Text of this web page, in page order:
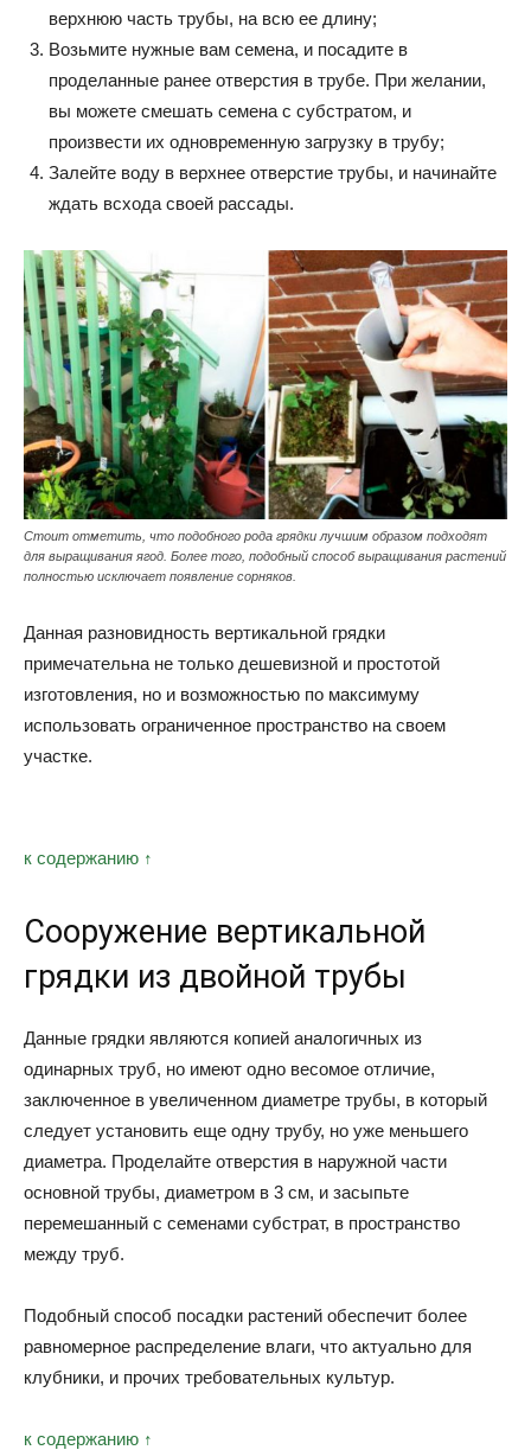
верхнюю часть трубы, на всю ее длину;
Возьмите нужные вам семена, и посадите в
проделанные ранее отверстия в трубе. При желании,
вы можете смешать семена с субстратом, и
произвести их одновременную загрузку в трубу;
Залейте воду в верхнее отверстие трубы, и начинайте
ждать всхода своей рассады.
Стоит отметить, что подобного рода грядки лучшим образом подходят
для выращивания ягод. Более того, подобный способ выращивания растений
полностью исключает появление сорняков.
Данная разновидность вертикальной грядки
примечательна не только дешевизной и простотой
изготовления, но и возможностью по максимуму
использовать ограниченное пространство на своем
участке.
к содержанию ↑
Сооружение вертикальной
грядки из двойной трубы
Данные грядки являются копией аналогичных из
одинарных труб, но имеют одно весомое отличие,
заключенное в увеличенном диаметре трубы, в который
следует установить еще одну трубу, но уже меньшего
диаметра. Проделайте отверстия в наружной части
основной трубы, диаметром в 3 см, и засыпьте
перемешанный с семенами субстрат, в пространство
между труб.
Подобный способ посадки растений обеспечит более
равномерное распределение влаги, что актуально для
клубники, и прочих требовательных культур.
к содержанию ↑